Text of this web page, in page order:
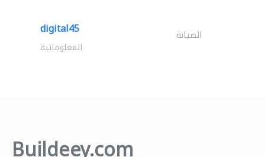
digital45 الصيانة
المعلوماتية